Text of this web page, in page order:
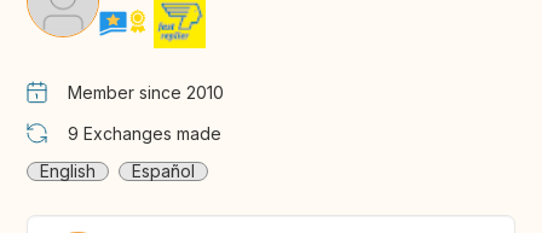
Member since 2010
9 Exchanges made
English
Español